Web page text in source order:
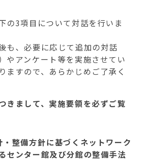
の3項目について対話を行いま
も、必要に応じて追加の対話
やアンケート等を実施させてい
ますので、あらかじめご了承く
きまして、実施要領を必ずご覧
・整備方針に基づくネットワーク
センター館及び分館の整備手法